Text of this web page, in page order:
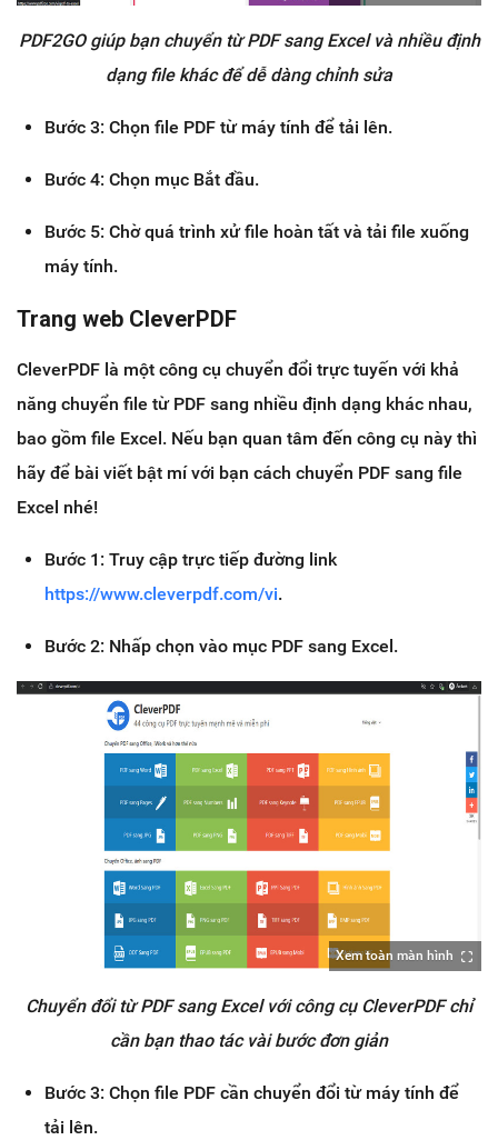
PDF2GO giúp bạn chuyển từ PDF sang Excel và nhiều định
dạng file khác để dễ dàng chỉnh sửa
Bước 3: Chọn file PDF từ máy tính để tải lên.
Bước 4: Chọn mục Bắt đầu.
Bước 5: Chờ quá trình xử file hoàn tất và tải file xuống
máy tính.
Trang web CleverPDF
CleverPDF là một công cụ chuyển đổi trực tuyến với khả
năng chuyển file từ PDF sang nhiều định dạng khác nhau,
bao gồm file Excel. Nếu bạn quan tâm đến công cụ này thì
hãy để bài viết bật mí với bạn cách chuyển PDF sang file
Excel nhé!
Bước 1: Truy cập trực tiếp đường link
https://www.cleverpdf.com/vi.
Bước 2: Nhấp chọn vào mục PDF sang Excel.
Xem toàn màn hình
Chuyển đổi từ PDF sang Excel với công cụ CleverPDF chỉ
cần bạn thao tác vài bước đơn giản
Bước 3: Chọn file PDF cần chuyển đổi từ máy tính để
tải lên.